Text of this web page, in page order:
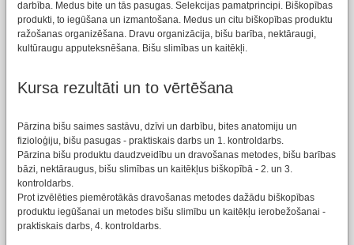
darbība. Medus bite un tās pasugas. Selekcijas pamatprincipi. Biškopības
produkti, to iegūšana un izmantošana. Medus un citu biškopības produktu
ražošanas organizēšana. Dravu organizācija, bišu barība, nektāraugi,
kultūraugu apputeksnēšana. Bišu slimības un kaitēkļi.
Kursa rezultāti un to vērtēšana
Pārzina bišu saimes sastāvu, dzīvi un darbību, bites anatomiju un
fizioloģiju, bišu pasugas - praktiskais darbs un 1. kontroldarbs.
Pārzina bišu produktu daudzveidību un dravošanas metodes, bišu barības
bāzi, nektāraugus, bišu slimības un kaitēkļus biškopībā - 2. un 3.
kontroldarbs.
Prot izvēlēties piemērotākās dravošanas metodes dažādu biškopības
produktu iegūšanai un metodes bišu slimību un kaitēkļu ierobežošanai -
praktiskais darbs, 4. kontroldarbs.